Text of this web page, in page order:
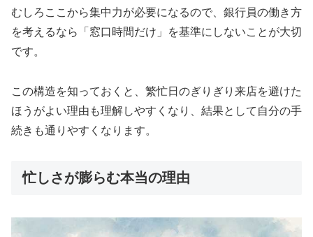
むしろここから集中力が必要になるので、銀行員の働き方
を考えるなら「窓口時間だけ」を基準にしないことが大切
です。
この構造を知っておくと、繁忙日のぎりぎり来店を避けた
ほうがよい理由も理解しやすくなり、結果として自分の手
続きも通りやすくなります。
忙しさが膨らむ本当の理由